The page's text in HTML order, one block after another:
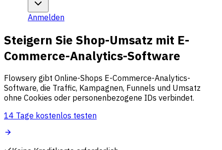
Anmelden
Steigern Sie Shop-Umsatz mit E-
Commerce-Analytics-Software
Flowsery gibt Online-Shops E-Commerce-Analytics-
Software, die Traffic, Kampagnen, Funnels und Umsatz
ohne Cookies oder personenbezogene IDs verbindet.
14 Tage kostenlos testen